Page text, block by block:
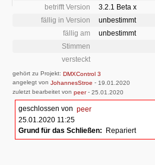
betrifft Version
3.2.1 Beta x
fällig in Version
unbestimmt
fällig am
unbestimmt
Stimmen
versteckt
gehört zu Projekt: DMXControl 3
angelegt von JohannesStroe - 19.01.2020
zuletzt bearbeitet von peer- 25.01.2020
geschlossen von peer
25.01.2020 11:25
Grund für das Schließen: Repariert